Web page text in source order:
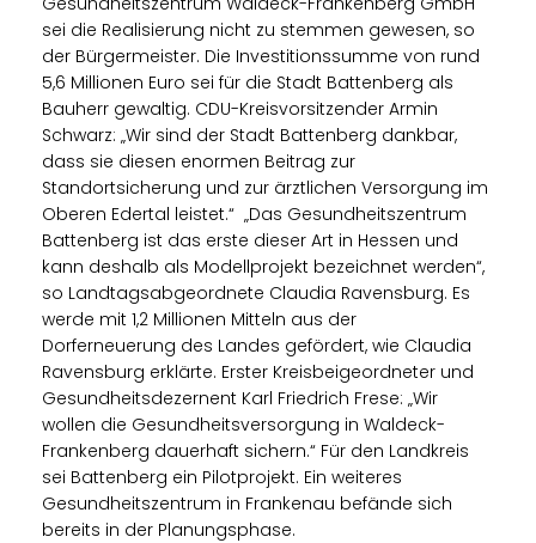
sei die Realisierung nicht zu stemmen gewesen, so
der Bürgermeister. Die Investitionssumme von rund
5,6 Millionen Euro sei für die Stadt Battenberg als
Bauherr gewaltig. CDU-Kreisvorsitzender Armin
Schwarz: „Wir sind der Stadt Battenberg dankbar,
dass sie diesen enormen Beitrag zur
Standortsicherung und zur ärztlichen Versorgung im
Oberen Edertal leistet.“ „Das Gesundheitszentrum
Battenberg ist das erste dieser Art in Hessen und
kann deshalb als Modellprojekt bezeichnet werden“,
so Landtagsabgeordnete Claudia Ravensburg. Es
werde mit 1,2 Millionen Mitteln aus der
Dorferneuerung des Landes gefördert, wie Claudia
Ravensburg erklärte. Erster Kreisbeigeordneter und
Gesundheitsdezernent Karl Friedrich Frese: „Wir
wollen die Gesundheitsversorgung in Waldeck-
Frankenberg dauerhaft sichern.“ Für den Landkreis
sei Battenberg ein Pilotprojekt. Ein weiteres
Gesundheitszentrum in Frankenau befände sich
bereits in der Planungsphase.